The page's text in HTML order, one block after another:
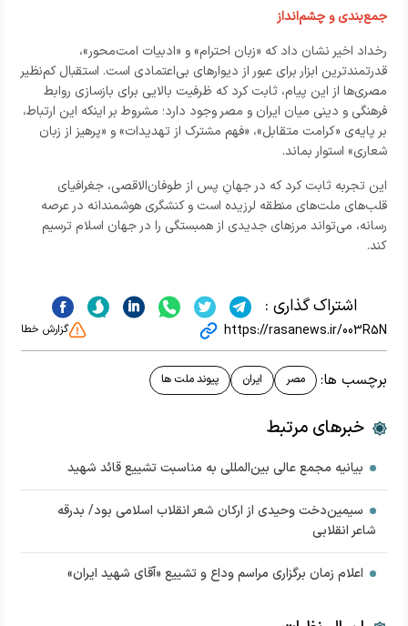
جمع‌بندی و چشم‌انداز
رخداد اخیر نشان داد که «زبان احترام» و «ادبیات امت‌محور»،
قدرتمندترین ابزار برای عبور از دیوارهای بی‌اعتمادی است. استقبال کم‌نظیر
مصری‌ها از این پیام، ثابت کرد که ظرفیت بالایی برای بازسازی روابط
فرهنگی و دینی میان ایران و مصر وجود دارد؛ مشروط بر اینکه این ارتباط،
بر پایه‌ی «کرامت متقابل»، «فهم مشترک از تهدیدات» و «پرهیز از زبان
شعاری» استوار بماند.
این تجربه ثابت کرد که در جهانِ پس از طوفان‌الاقصی، جغرافیای
قلب‌های ملت‌های منطقه لرزیده است و کنشگری هوشمندانه در عرصه
رسانه، می‌تواند مرزهای جدیدی از همبستگی را در جهان اسلام ترسیم
کند.
اشتراک گذاری :
https://rasanews.ir/003R5N گزارش خطا
برچسب ها: مصر ایران پیوند ملت ها
خبرهای مرتبط
بیانیه مجمع عالی بین‌المللی به مناسبت تشییع قائد شهید
سیمین‌دخت وحیدی از ارکان شعر انقلاب اسلامی بود/ بدرقه
شاعر انقلابی
اعلام زمان برگزاری مراسم وداع و تشییع «آقای شهید ایران»